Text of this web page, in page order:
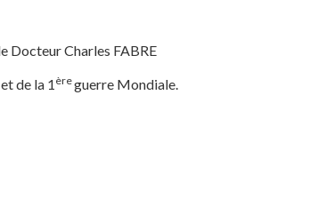
Docteur Charles FABRE
de la 1 èreguerre Mondiale.